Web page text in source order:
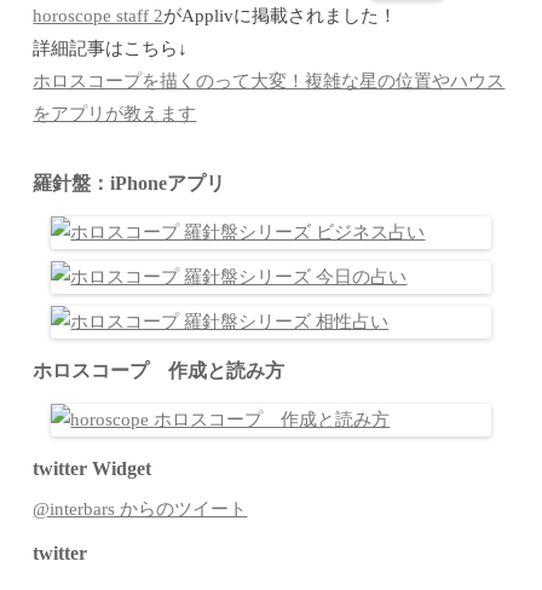
horoscope staff 2がApplivに掲載されました！
詳細記事はこちら↓
ホロスコープを描くのって大変！複雑な星の位置やハウス
をアプリが教えます
羅針盤：iPhoneアプリ
ホロスコープ 作成と読み方
twitter Widget
@interbars からのツイート
twitter